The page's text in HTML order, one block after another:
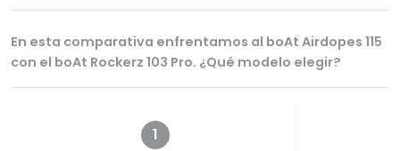
En esta comparativa enfrentamos al boAt Airdopes 115
con el boAt Rockerz 103 Pro. ¿Qué modelo elegir?
1